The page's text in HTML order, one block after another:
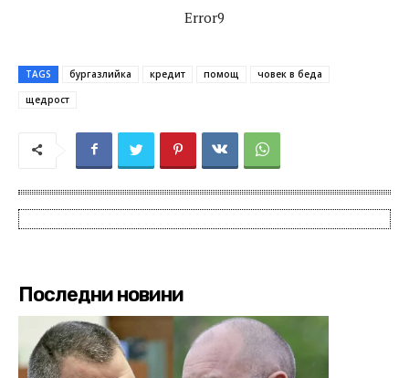
Error9
TAGS бургазлийка кредит помощ
човек в беда
щедрост
Последни новини